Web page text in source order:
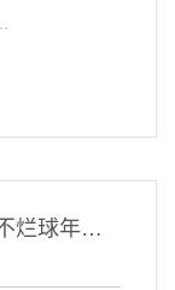
百合花种球种植，注意这一点，不烂球年年开花